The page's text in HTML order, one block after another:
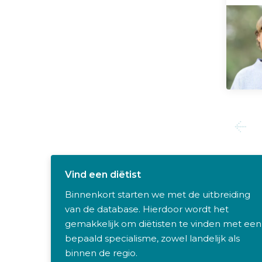
Vind een diëtist
Binnenkort starten we met de uitbreiding
van de database. Hierdoor wordt het
gemakkelijk om diëtisten te vinden met een
bepaald specialisme, zowel landelijk als
binnen de regio.